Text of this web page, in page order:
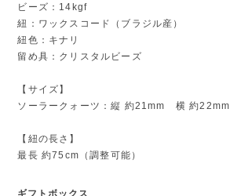
ビーズ：14kgf
紐：ワックスコード（ブラジル産）
紐色：キナリ
留め具：クリスタルビーズ
【サイズ】
ソーラークォーツ：縦 約21mm 横 約22mm
【紐の長さ】
最長 約75cm（調整可能）
ギフトボックス